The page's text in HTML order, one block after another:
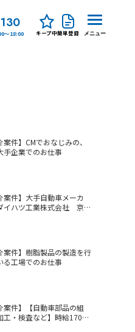
～18:00 キープ中簡単登録 メニュー
案件】CMでおなじみの、
手企業でのお仕事
案件】大手自動車メーカ
イハツ工業株式会社 京都
案件】樹脂製品の製造を行
る工場でのお仕事
案件】【自動車部品の組
工・検査など】時給1700